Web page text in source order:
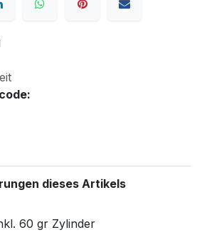
dieses Artikels
60 gr Zylinder